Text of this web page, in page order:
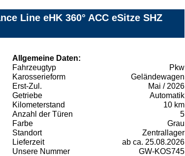
Line eHK 360° ACC eSitze SHZ
Allgemeine Daten:
Fahrzeugtyp
Pkw
Karosserieform
Geländewagen
Erst-Zul.
Mai / 2026
Getriebe
Automatik
Kilometerstand
10 km
Anzahl der Türen
5
Farbe
Grau
Standort
Zentrallager
Lieferzeit
ab ca. 25.08.2026
Unsere Nummer
GW-KOS745